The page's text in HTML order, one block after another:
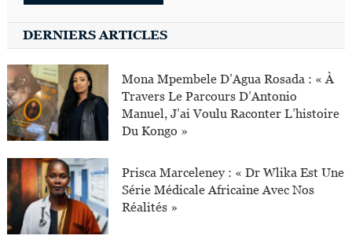
DERNIERS ARTICLES
Mona Mpembele D’Agua Rosada : « À
Travers Le Parcours D’Antonio
Manuel, J’ai Voulu Raconter L’histoire
Du Kongo »
Prisca Marceleney : « Dr Wlika Est Une
Série Médicale Africaine Avec Nos
Réalités »